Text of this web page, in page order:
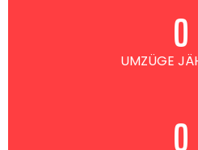
UMZÜGE0